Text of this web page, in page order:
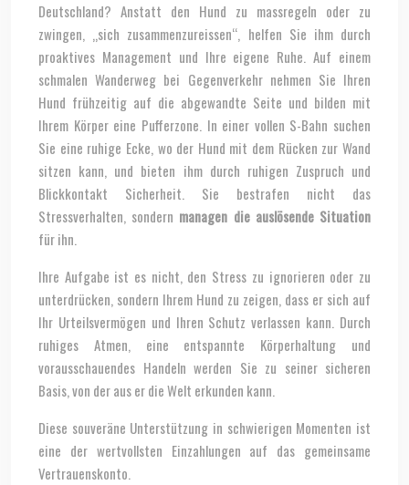
Deutschland? Anstatt den Hund zu massregeln oder zu
zwingen, „sich zusammenzureissen“, helfen Sie ihm durch
proaktives Management und Ihre eigene Ruhe. Auf einem
schmalen Wanderweg bei Gegenverkehr nehmen Sie Ihren
Hund frühzeitig auf die abgewandte Seite und bilden mit
Ihrem Körper eine Pufferzone. In einer vollen S-Bahn suchen
Sie eine ruhige Ecke, wo der Hund mit dem Rücken zur Wand
sitzen kann, und bieten ihm durch ruhigen Zuspruch und
Blickkontakt Sicherheit. Sie bestrafen nicht das
Stressverhalten, sondern managen die auslösende Situation
für ihn.
Ihre Aufgabe ist es nicht, den Stress zu ignorieren oder zu
unterdrücken, sondern Ihrem Hund zu zeigen, dass er sich auf
Ihr Urteilsvermögen und Ihren Schutz verlassen kann. Durch
ruhiges Atmen, eine entspannte Körperhaltung und
vorausschauendes Handeln werden Sie zu seiner sicheren
Basis, von der aus er die Welt erkunden kann.
Diese souveräne Unterstützung in schwierigen Momenten ist
eine der wertvollsten Einzahlungen auf das gemeinsame
Vertrauenskonto.